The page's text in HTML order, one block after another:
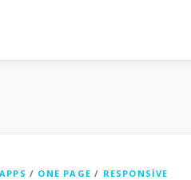
APPS / ONE PAGE / RESPONSIVE